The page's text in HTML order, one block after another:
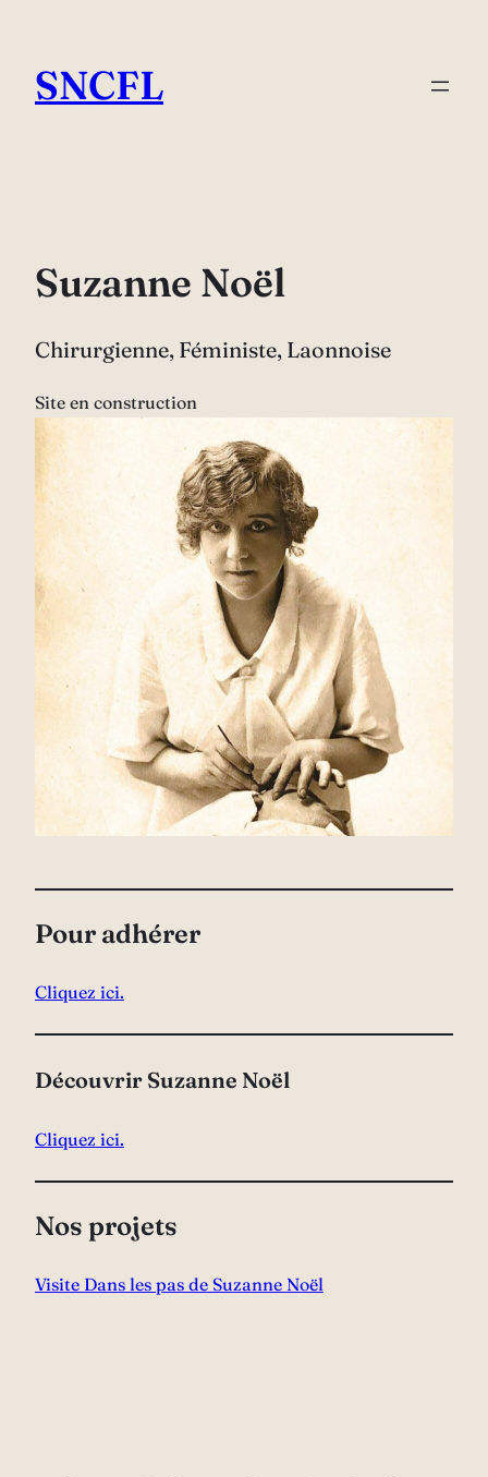
contenu
SNCFL
Suzanne Noël
Chirurgienne, Féministe, Laonnoise
Site en construction
Pour adhérer
Cliquez ici.
Découvrir Suzanne Noël
Cliquez ici.
Nos projets
Visite Dans les pas de Suzanne Noël